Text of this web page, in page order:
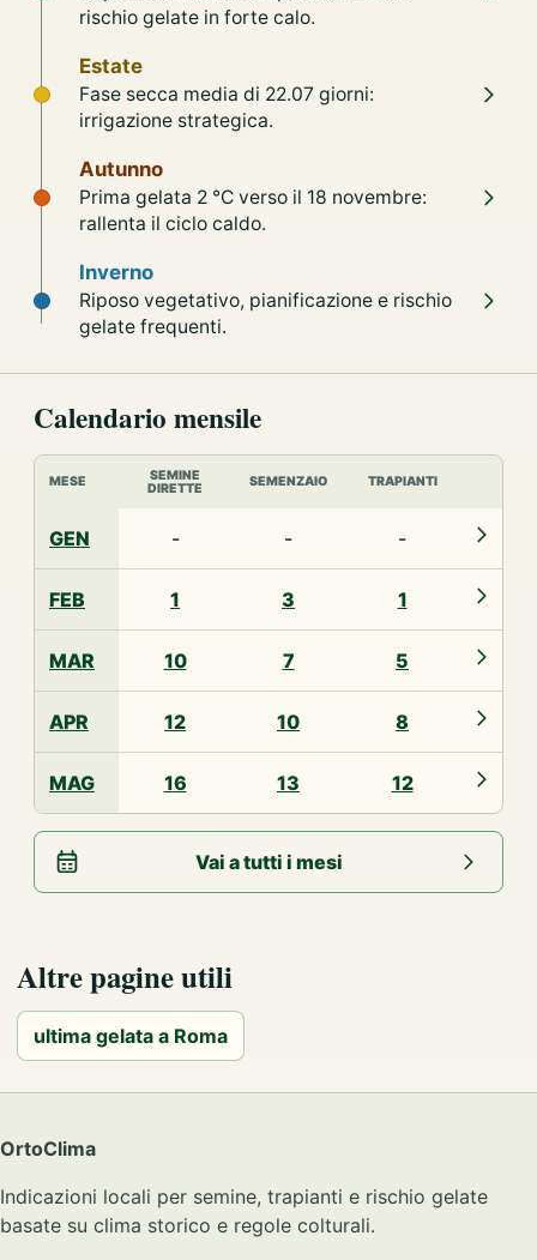
rischio gelate in forte calo.
Estate
Fase secca media di 22.07 giorni:
irrigazione strategica.
Autunno
Prima gelata 2 °C verso il 18 novembre:
rallenta il ciclo caldo.
Inverno
Riposo vegetativo, pianificazione e rischio
gelate frequenti.
Calendario mensile
MESE
SEMINE
DIRETTE
SEMENZAIO TRAPIANTI
GEN - - -
FEB 1 3 1
MAR 10 7 5
APR 12 10 8
MAG 16 13 12
Vai a tutti i mesi
Altre pagine utili
ultima gelata a Roma
OrtoClima
Indicazioni locali per semine, trapianti e rischio gelate
basate su clima storico e regole colturali.